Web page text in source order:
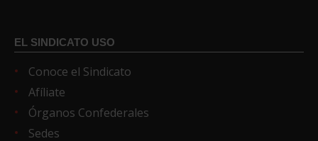
EL SINDICATO USO
Conoce el Sindicato
Afíliate
Órganos Confederales
Sedes